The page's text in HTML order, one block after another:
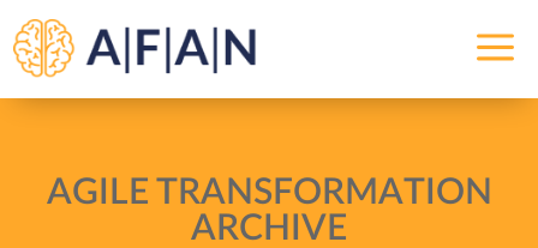
a
AGILE TRANSFORMATION
ARCHIVE